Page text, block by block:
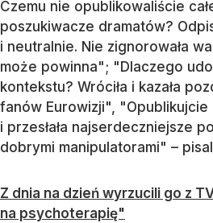
Czemu nie opublikowaliście
poszukiwacze dramatów?
i neutralnie. Nie zignorowała
może powinna"; "Dlaczego
kontekstu? Wróciła i kazała
fanów Eurowizji", "Opublikujcie
i przesłała najserdeczniejsze
dobrymi manipulatorami" –
Z dnia na dzień wyrzucili go z
na psychoterapię"